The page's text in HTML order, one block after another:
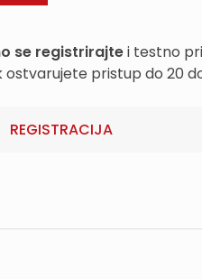
se registrirajtei testno
ostvarujete pristup do 20
REGISTRACIJA